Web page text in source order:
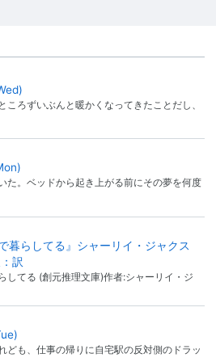
ころずいぶんと暖かくなってきたことだし、
た。ベッドから起き上がる前にその夢を何度
暮らしてる』シャーリイ・ジャクス
訳
してる (創元推理文庫)作者:シャーリイ・ジ
ども、仕事の帰りに自宅駅の反対側のドラッ